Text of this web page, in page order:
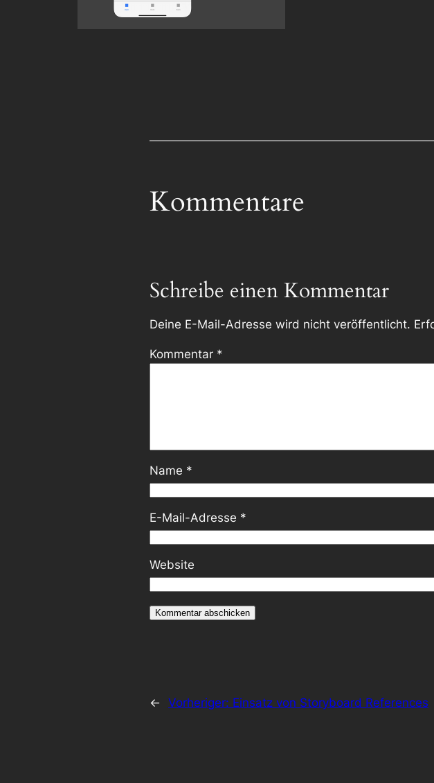
Kommentare
Schreibe einen Kommentar
Deine E-Mail-Adresse wird nicht veröffentlicht.
Kommentar *
Name *
E-Mail-Adresse *
Website
← Vorheriger: Einsatz von Storyboard References